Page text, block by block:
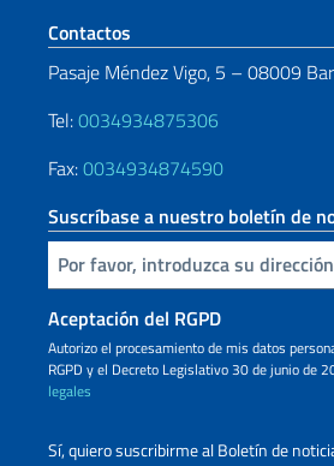
Sezione footer
Contactos
Pasaje Méndez Vigo, 5 – 08009
Tel:0034934875306
Fax:0034934874590
Suscríbase a nuestro boletín de
Inserta tu correo electronico
Aceptación del RGPD
Autorizo ​​el procesamiento de mis datos
RGPD y el Decreto Legislativo 30 de junio de
legales
Sí, quiero suscribirme al Boletín de